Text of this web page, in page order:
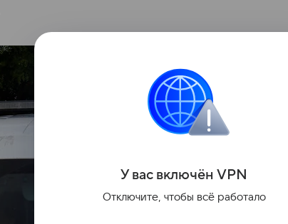
У вас включён VPN
Отключите, чтобы всё работало